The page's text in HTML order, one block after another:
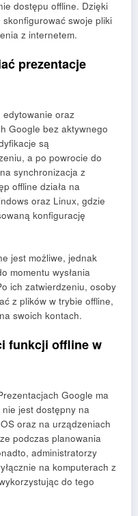
dostępu offline. Dzięki
skonfigurować swoje pliki
z internetem.
prezentacje
edytowanie oraz
Google bez aktywnego
są
a po powrocie do
synchronizacja z
offline działa na
oraz Linux, gdzie
konfigurację
jest możliwe, jednak
momentu wysłania
ich zatwierdzeniu, osoby
z plików w trybie offline,
swoich kontach.
funkcji offline w
Google ma
jest dostępny na
oraz na urządzeniach
podczas planowania
administratorzy
na komputerach z
do tego